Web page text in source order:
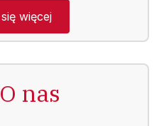
więcej
O nas